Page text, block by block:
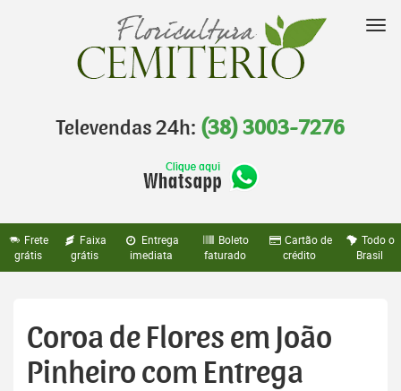
Televendas 24h: (38) 3003-7276
Frete
grátis
Faixa
grátis
Entrega
imediata
Boleto
faturado
Cartão de
crédito
Todo o
Brasil
Coroa de Flores em João
Pinheiro com Entrega